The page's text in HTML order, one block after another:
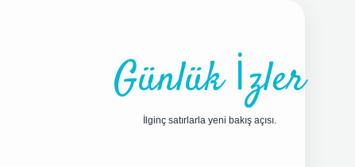
Günlük İzler
İlginç satırlarla yeni bakış açısı.